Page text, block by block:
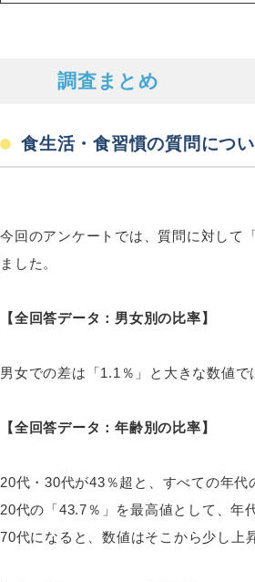
調査まとめ
食生活・食習慣の質問につ
今回のアンケートでは、質問に対して
ました。
【全回答データ：男女別の比率】
男女での差は「1.1％」と大きな数値
【全回答データ：年齢別の比率】
20代・30代が43％超と、すべての年代
20代の「43.7％」を最高値として、年
70代になると、数値はそこから少し上